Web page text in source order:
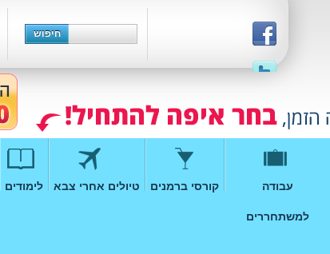
עבודה
למשתחררים
קורסי ברמנים טיולים אחרי צבא לימודים